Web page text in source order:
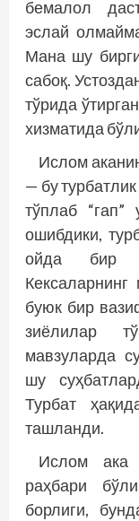
бемалол
эслай
Мана шу
сабоқ.
тўрида
хизматида
Ислом
— бу
тўплаб
ошибдики,
ойда бир
буюк бир
зиёлилар
мавзуларда
шу
Турбат
ташланди.
Ислом ака
раҳбари
борлиги,